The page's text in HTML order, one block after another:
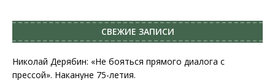
СВЕЖИЕ ЗАПИСИ
Николай Дерябин: «Не бояться прямого диалога с
прессой». Накануне 75-летия.